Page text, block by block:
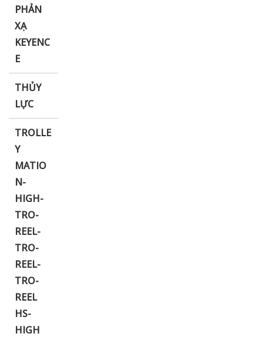
PHẢN
XẠ
KEYENC
E
THỦY
LỰC
TROLLE
Y
MATIO
N-
HIGH-
TRO-
REEL-
TRO-
REEL-
TRO-
REEL
HS-
HIGH